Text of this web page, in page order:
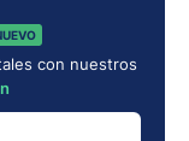
con nuestros